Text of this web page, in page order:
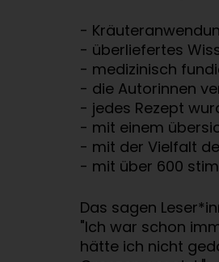
-
- überliefertes
- medizinisch
- die Autorinnen
- jedes Rezept
- mit einem
- mit der Vielfalt
- mit über 600
Das sagen
"Ich war schon
hätte ich nicht